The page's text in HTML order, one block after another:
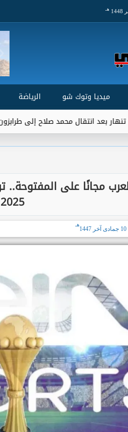
هـ
ميديا وتوك شو الرياضة
انتقال محمد صلاح إلى طرابزون سبور:...
2025
10 جمادى آخر 1447
هـ